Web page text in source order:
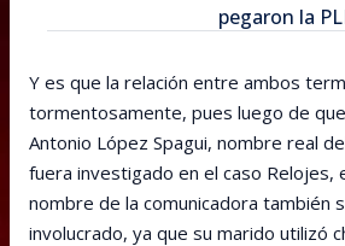
pegaron la
Y es que la relación entre ambos
tormentosamente, pues luego de
Antonio López Spagui, nombre real
fuera investigado en el caso Relojes,
nombre de la comunicadora también
involucrado, ya que su marido utilizó